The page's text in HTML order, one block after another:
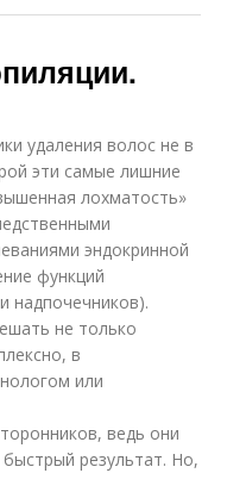
удаления волос не в
эти самые лишние
лохматость»
эндокринной
функций
надпочечников).
не только
в
или
ведь они
результат. Но,